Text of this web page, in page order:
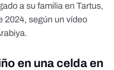
a su familia en Tartus,
2024, según un vídeo
en una celda en